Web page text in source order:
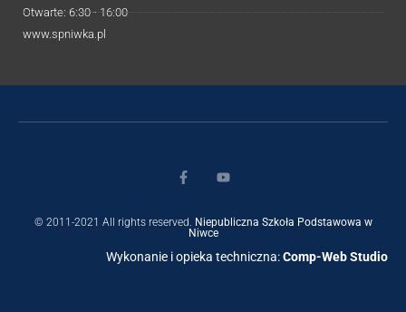
Otwarte: 6:30 - 16:00
www.spniwka.pl
© 2011-2021 All rights reserved. Niepubliczna Szkoła Podstawowa w
Niwce
Wykonanie i opieka techniczna:Comp-Web Studio